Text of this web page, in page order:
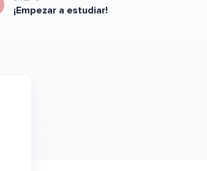
¡Empezar a estudiar!